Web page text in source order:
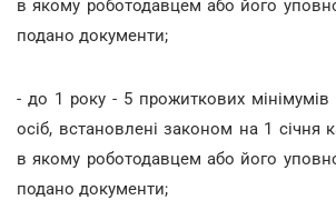
в якому роботодавцем або його
подано документи;
- до 1 року - 5 прожиткових мінімумів
осіб, встановлені законом на 1 січня
в якому роботодавцем або його
подано документи;